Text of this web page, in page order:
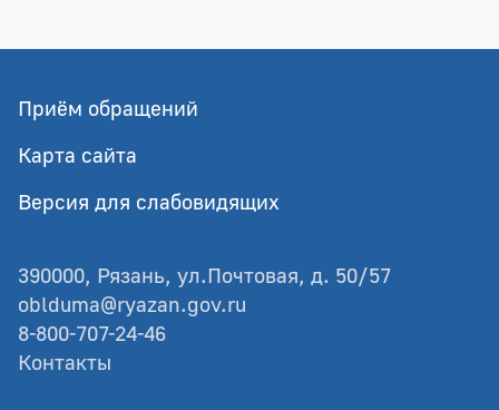
Приём обращений
Карта сайта
Версия для слабовидящих
390000, Рязань, ул.Почтовая, д. 50/57
oblduma@ryazan.gov.ru
8-800-707-24-46
Контакты